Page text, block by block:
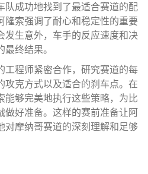
队成功地找到了最适合赛道的配
隆索强调了耐心和稳定性的重要
发生意外，车手的反应速度和决
终结果。
工程师紧密合作，研究赛道的每
攻克方式以及适合的刹车点。在
能够完美地执行这些策略，为比
做好准备。这样的赛前准备让阿
对摩纳哥赛道的深刻理解和足够